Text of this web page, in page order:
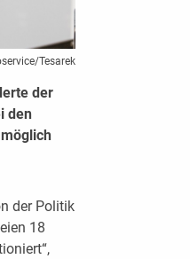
Tesarek
der
den
der Politik
18